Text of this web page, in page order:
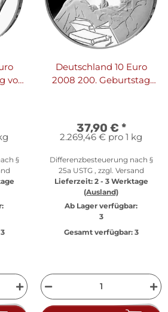
von
§
Deutschland 10 Euro
2008 200. Geburtstag
37,90 € *
2.269,46 € pro 1 kg
Differenzbesteuerung nach §
25a USTG , zzgl. Versand
Lieferzeit: 2 - 3 Werktage
(Ausland)
Ab Lager verfügbar:
3
Gesamt verfügbar:3